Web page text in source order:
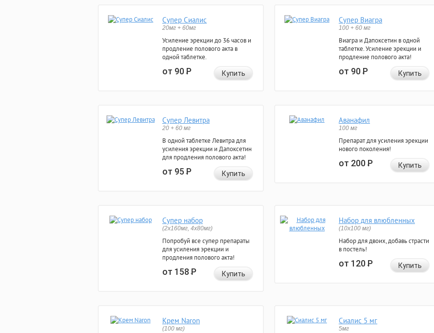
Супер Сиалис
20мг + 60мг
Усиление эрекции до 36 часов и
продление полового акта в
одной таблетке.
от 90Р Купить
Супер Виагра
100 + 60 мг
Виагра и Дапоксетин в одной
таблетке. Усиление эрекции и
продление полового акта!
от 90Р Купить
Супер Левитра
20 + 60 мг
В одной таблетке Левитра для
усиления эрекции и Дапоксетин
для продления полового акта!
от 95Р Купить
Аванафил
100 мг
Препарат для усиления эрекции
нового поколения!
от 200Р Купить
Супер набор
(2х160мг, 4х80мг)
Попробуй все супер препараты
для усиления эрекции и
продления полового акта!
от 158Р Купить
Набор для влюбленных
(10х100 мг)
Набор для двоих, добавь страсти
в постель!
от 120Р Купить
Крем Naron
(100 мг)
Сиалис 5 мг
5мг